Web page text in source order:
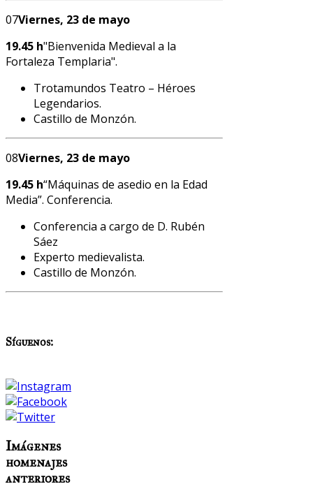
07Viernes, 23 de mayo
19.45 h"Bienvenida Medieval a la
Fortaleza Templaria".
Trotamundos Teatro – Héroes
Legendarios.
Castillo de Monzón.
08Viernes, 23 de mayo
19.45 h“Máquinas de asedio en la Edad
Media”. Conferencia.
Conferencia a cargo de D. Rubén
Sáez
Experto medievalista.
Castillo de Monzón.
Síguenos:
Imágenes
homenajes
anteriores